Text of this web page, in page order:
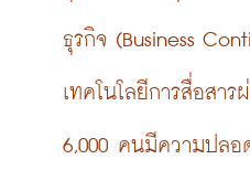
ธุรกิจ (Business
เทคโนโลยีการสื่อสา
6,000 คนมีความปลอ